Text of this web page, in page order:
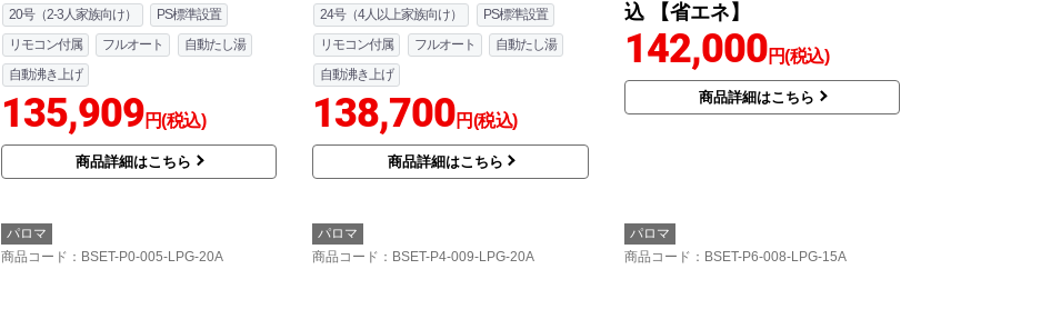
20号（2-3人家族向け）
PS標準設置
リモコン付属
フルオート
自動たし湯
自動沸き上げ
135,909円(税込)
商品詳細はこちら
24号（4人以上家族向け）
PS標準設置
リモコン付属
フルオート
自動たし湯
自動沸き上げ
138,700円(税込)
商品詳細はこちら
込 【省エネ】
142,000円(税込)
商品詳細はこちら
パロマ
商品コード ：BSET-P0-005-LPG-20A
パロマ
商品コード ：BSET-P4-009-LPG-20A
パロマ
商品コード ：BSET-P6-008-LPG-15A